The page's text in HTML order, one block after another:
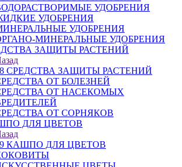
УДОБРЕНИЯ
УДОБРЕНИЯ
УДОБРЕНИЯ
МИНЕРАЛЬНЫЕ УДОБРЕНИЯ
ЗАЩИТЫ РАСТЕНИЙ
СРЕДСТВА ЗАЩИТЫ РАСТЕНИЙ
ОТ БОЛЕЗНЕЙ
ОТ НАСЕКОМЫХ
ОТ СОРНЯКОВ
ДЛЯ ЦВЕТОВ
КАШПО ДЛЯ ЦВЕТОВ